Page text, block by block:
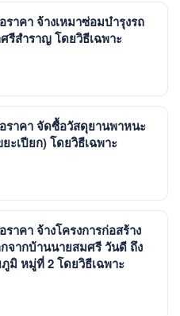
าคา จ้างเหมาซ่อมบำรุงรถ
รีสำราญ โดยวิธีเฉพาะ
ราคา จัดซื้อวัสดุยานพาหนะ
ะเปียก) โดยวิธีเฉพาะ
าคา จ้างโครงการก่อสร้าง
จากบ้านนายสมศรี วันดี ถึง
มิ หมู่ที่ 2 โดยวิธีเฉพาะ